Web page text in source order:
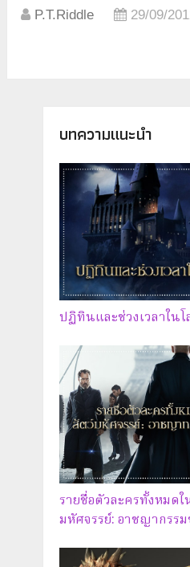
P.T.Riddle 29/09/
บทความแนะนำ
ปฏิทินและช่วงเวลาใน
รายชื่อตัวละครทั้งหมด
มหัศจรรย์: อาชญากรร